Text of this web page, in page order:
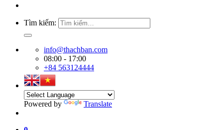
Tìm kiếm:
info@thachban.com
08:00 - 17:00
+84 563124444
Powered by Translate